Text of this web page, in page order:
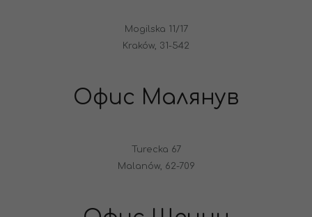
Mogilska 11/17
Kraków, 31-542
Офис Малянув
Turecka 67
Malanów, 62-709